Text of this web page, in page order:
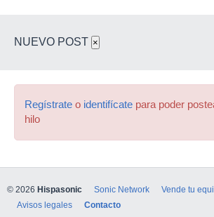
NUEVO POST ×
Regístrate o identifícate para poder
hilo
© 2026 Hispasonic Sonic Network Vende tu
Avisos legales
Contacto